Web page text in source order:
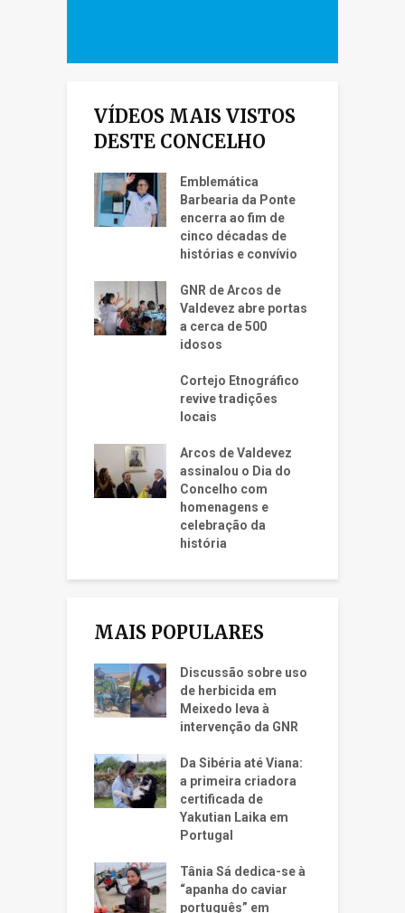
VÍDEOS MAIS VISTOS
DESTE CONCELHO
Emblemática
Barbearia da Ponte
encerra ao fim de
cinco décadas de
histórias e convívio
GNR de Arcos de
Valdevez abre portas
a cerca de 500
idosos
Cortejo Etnográfico
revive tradições
locais
Arcos de Valdevez
assinalou o Dia do
Concelho com
homenagens e
celebração da
história
MAIS POPULARES
Discussão sobre uso
de herbicida em
Meixedo leva à
intervenção da GNR
Da Sibéria até Viana:
a primeira criadora
certificada de
Yakutian Laika em
Portugal
Tânia Sá dedica-se à
“apanha do caviar
português” em